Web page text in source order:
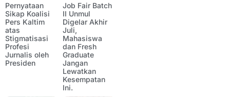
Pernyataan
Sikap Koalisi
Pers Kaltim
atas
Stigmatisasi
Profesi
Jurnalis oleh
Presiden
Job Fair Batch
II Unmul
Digelar Akhir
Juli,
Mahasiswa
dan Fresh
Graduate
Jangan
Lewatkan
Kesempatan
Ini.